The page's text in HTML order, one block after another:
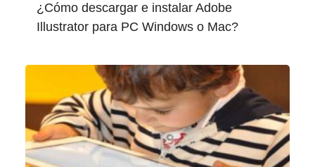
¿Cómo descargar e instalar Adobe
Illustrator para PC Windows o Mac?